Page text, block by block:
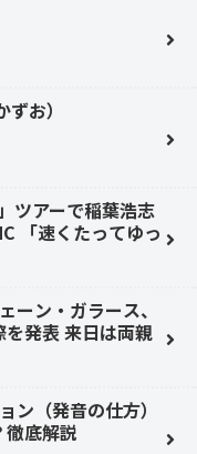
お）
ツアーで稲葉浩志
「速くたってゆっ
ーン・ガラース、
発表 来日は両親
ン（発音の仕方）
徹底解説